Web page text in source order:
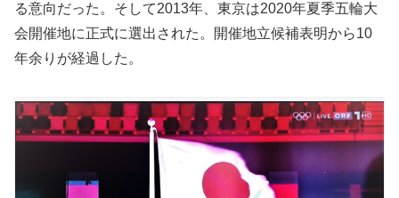
る意向だった。そして2013年、東京は2020年夏季五輪大
会開催地に正式に選出された。開催地立候補表明から10
年余りが経過した。